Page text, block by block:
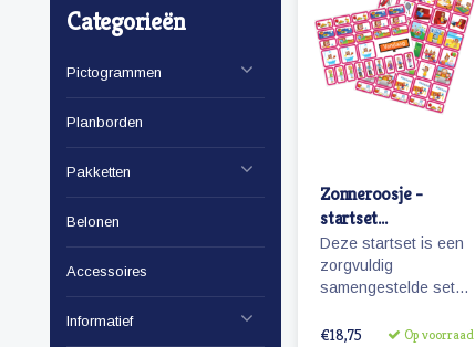
Categorieën
Pictogrammen
Planborden
Pakketten
Belonen
Accessoires
Informatief
Zonneroosje -
startset
pictogrammen
meisje
Deze startset is een
zorgvuldig
samengestelde set
planbord
€18,75 Op voorraad